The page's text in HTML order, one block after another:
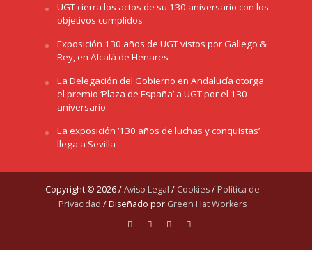
UGT cierra los actos de su 130 aniversario con los
objetivos cumplidos
Exposición 130 años de UGT vistos por Gallego &
Rey, en Alcalá de Henares
La Delegación del Gobierno en Andalucía otorga
el premio ‘Plaza de España’ a UGT por el 130
aniversario
La exposición ‘130 años de luchas y conquistas’
llega a Sevilla
Copyright © 2026 /Aviso Legal / Cookies/ Política de
Privacidad / Diseñado por Green Hat Workers